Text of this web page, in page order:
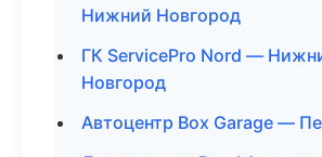
Нижний Новгород
ГК ServicePro Nord —
Новгород
Автоцентр Box Garage —